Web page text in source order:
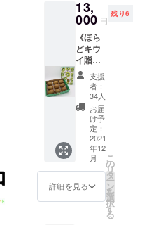
スポットが
点在し、果
樹（梨や
柿）、茶
（白川茶）
など、豊か
な特産物に
も恵まれて
います。南
部の可児地
域は、住
宅・団地が
広がり、花
ができ
ます。
植樹後
に岐阜
県関市
洞戸よ
りお礼
の手紙
をお送
りいた
しま
す。
分 ・
お礼の
手
紙
ほらど
キウイ
の厳選
品を２
回に分
けてお
届けし
ます。
令和３
年１２
月に９
玉入１
箱、令
13,
000 円
残り6
《ほら
どキウ
イ贈答
用１８
玉 ２
回送
付》・
贈答用
９玉入
２箱✖
回 ・
送
料 ・
キウイ
苗木代
支援
者：
34人
お届
け予
定：
2021
年12
月
詳細を見る
こ
の
リ
タ
ー
ン
を
選
択
す
る